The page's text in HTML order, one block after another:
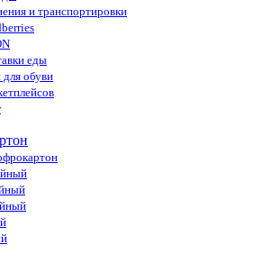
и транспортировки
еды
обуви